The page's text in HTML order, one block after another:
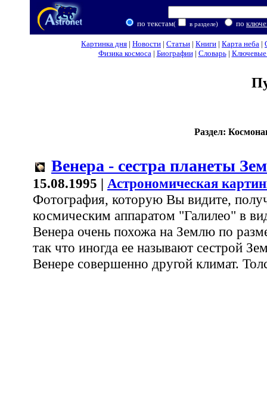
по текстам( в разделе) по
Картинка дня | Новости | Статьи | Книги | Карта неба |
Физика космоса| Биографии| Словарь| Ключевые
Раздел:
Венера - сестра планеты
15.08.1995 | Астрономическая
Фотография, которую Вы видите,
космическим аппаратом "Галилео" в
Венера очень похожа на Землю по
так что иногда ее называют сестрой
Венере совершенно другой климат.